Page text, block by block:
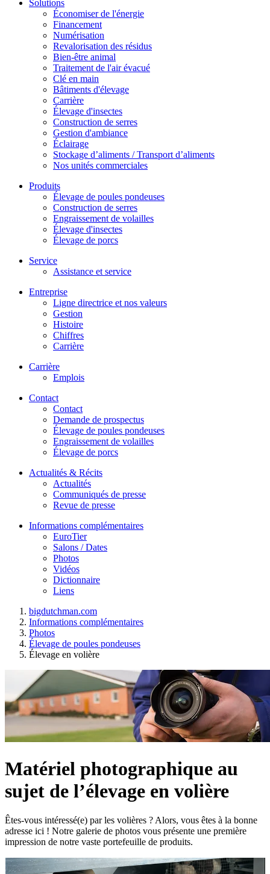
Solutions
Économiser de l'énergie
Financement
Numérisation
Revalorisation des résidus
Bien-être animal
Traitement de l'air évacué
Clé en main
Bâtiments d'élevage
Carrière
Élevage d'insectes
Construction de serres
Gestion d'ambiance
Éclairage
Stockage d’aliments / Transport d’aliments
Nos unités commerciales
Produits
Élevage de poules pondeuses
Construction de serres
Engraissement de volailles
Élevage d'insectes
Élevage de porcs
Service
Assistance et service
Entreprise
Ligne directrice et nos valeurs
Gestion
Histoire
Chiffres
Carrière
Carrière
Emplois
Contact
Contact
Demande de prospectus
Élevage de poules pondeuses
Engraissement de volailles
Élevage de porcs
Actualités & Récits
Actualités
Communiqués de presse
Revue de presse
Informations complémentaires
EuroTier
Salons / Dates
Photos
Vidéos
Dictionnaire
Liens
bigdutchman.com
Informations complémentaires
Photos
Élevage de poules pondeuses
Élevage en volière
Matériel photographique au
sujet de l’élevage en volière
Êtes-vous intéressé(e) par les volières ? Alors, vous êtes à la bonne
adresse ici ! Notre galerie de photos vous présente une première
impression de notre vaste portefeuille de produits.